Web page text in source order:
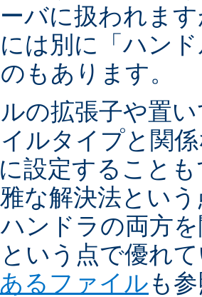
バに扱われま
は別に「ハン
もあります。
の拡張子や置
ルタイプと関
設定すること
な解決法とい
ハンドラの両方
いう点で優れ
るファイルも